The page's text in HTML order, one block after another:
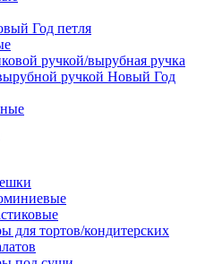
Год петля
ручкой/вырубная ручка
ручкой Новый Год
для тортов/кондитерских